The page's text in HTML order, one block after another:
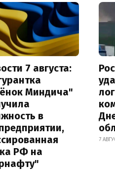
7 августа:
Миндича"
в
РФ на
7